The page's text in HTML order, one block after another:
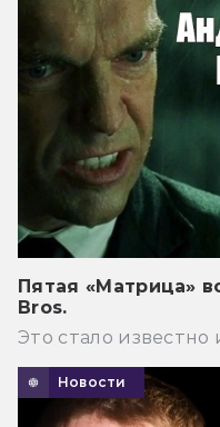
Пятая «Матрица»
Bros.
Это стало
Новости